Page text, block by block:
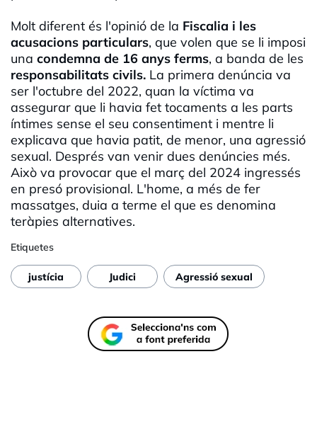
Molt diferent és l'opinió de la Fiscalia i les
acusacions particulars, que volen que se li imposi
una condemna de 16 anys ferms, a banda de les
responsabilitats civils. La primera denúncia va
ser l'octubre del 2022, quan la víctima va
assegurar que li havia fet tocaments a les parts
íntimes sense el seu consentiment i mentre li
explicava que havia patit, de menor, una agressió
sexual. Després van venir dues denúncies més.
Això va provocar que el març del 2024 ingressés
en presó provisional. L'home, a més de fer
massatges, duia a terme el que es denomina
teràpies alternatives.
Etiquetes
justícia Judici Agressió sexual